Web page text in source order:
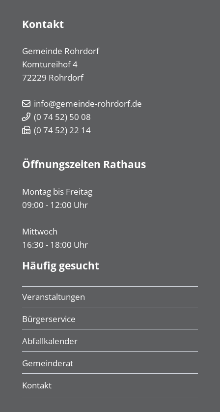
Kontakt
Gemeinde Rohrdorf
Komtureihof 4
72229 Rohrdorf
info@gemeinde-rohrdorf.de
(0 74 52) 50 08
(0 74 52) 22 14
Öffnungszeiten Rathaus
Montag bis Freitag
09:00 - 12:00 Uhr
Mittwoch
16:30 - 18:00 Uhr
Häufig gesucht
Veranstaltungen
Bürgerservice
Abfallkalender
Gemeinderat
Kontakt